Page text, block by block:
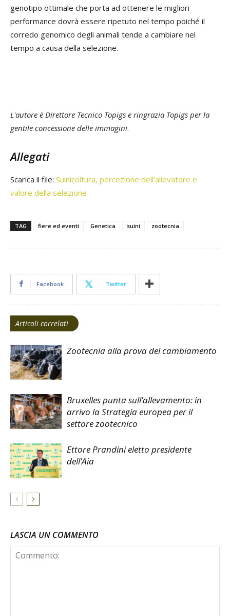
genotipo ottimale che porta ad ottenere le migliori
performance dovrà essere ripetuto nel tempo poiché il
corredo genomico degli animali tende a cambiare nel
tempo a causa della selezione.
L'autore è Direttore Tecnico Topigs e ringrazia Topigs per la
gentile concessione delle immagini.
Allegati
Scarica il file: Suinicoltura, percezione dell’allevatore e
valore della selezione
TAG fiere ed eventi Genetica suini zootecnia
Facebook Twitter
Articoli correlati
Zootecnia alla prova del cambiamento
Bruxelles punta sull’allevamento: in
arrivo la Strategia europea per il
settore zootecnico
Ettore Prandini eletto presidente
dell’Aia
LASCIA UN COMMENTO